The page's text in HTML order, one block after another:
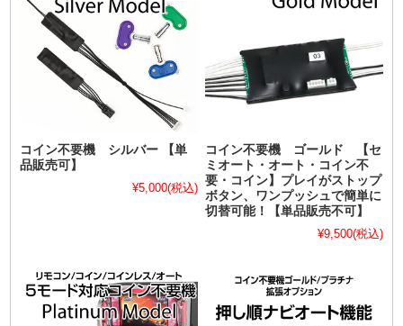
コイン不要機 シルバー 【単
品販売可】
¥5,000(税込)
コイン不要機 ゴールド 【セ
ミオート・オート・コイン不
要・コイン】プレイがストップ
ボタン、ワンプッシュで簡単に
切替可能！【単品販売不可】
¥9,500(税込)